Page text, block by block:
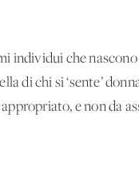
individui che
di chi si ‘sente’
e non da